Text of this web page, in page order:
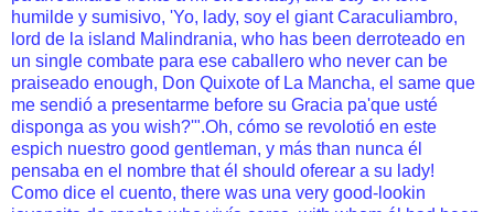
humilde y sumisivo, 'Yo, lady, soy el giant Caraculiambro,
lord de la island Malindrania, who has been derroteado en
un single combate para ese caballero who never can be
praiseado enough, Don Quixote of La Mancha, el same que
me sendió a presentarme before su Gracia pa'que usté
disponga as you wish?'".Oh, cómo se revolotió en este
espich nuestro good gentleman, y más than nunca él
pensaba en el nombre that él should oferear a su lady!
Como dice el cuento, there was una very good-lookin